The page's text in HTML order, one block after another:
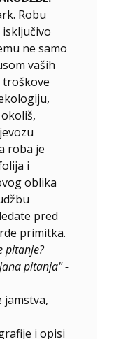
Robu
ne samo
vaših
troškove
roba je
i
oblika
pred
primitka.
pitanje?
pitanja" -
i opisi